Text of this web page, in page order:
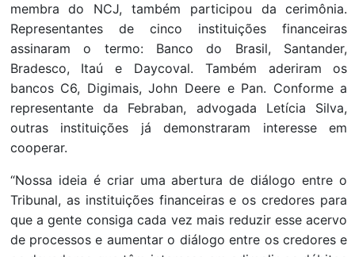
membra do NCJ, também participou da cerimônia.
Representantes de cinco instituições financeiras
assinaram o termo: Banco do Brasil, Santander,
Bradesco, Itaú e Daycoval. Também aderiram os
bancos C6, Digimais, John Deere e Pan. Conforme a
representante da Febraban, advogada Letícia Silva,
outras instituições já demonstraram interesse em
cooperar.
“Nossa ideia é criar uma abertura de diálogo entre o
Tribunal, as instituições financeiras e os credores para
que a gente consiga cada vez mais reduzir esse acervo
de processos e aumentar o diálogo entre os credores e